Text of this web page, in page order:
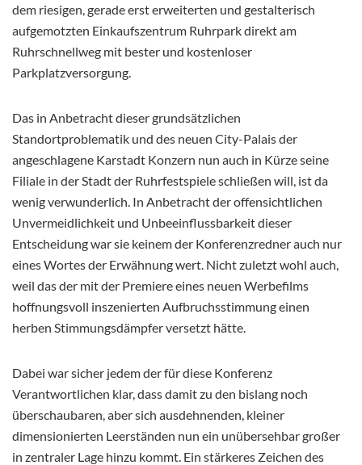
dem riesigen, gerade erst erweiterten und gestalterisch
aufgemotzten Einkaufszentrum Ruhrpark direkt am
Ruhrschnellweg mit bester und kostenloser
Parkplatzversorgung.
Das in Anbetracht dieser grundsätzlichen
Standortproblematik und des neuen City-Palais der
angeschlagene Karstadt Konzern nun auch in Kürze seine
Filiale in der Stadt der Ruhrfestspiele schließen will, ist da
wenig verwunderlich. In Anbetracht der offensichtlichen
Unvermeidlichkeit und Unbeeinflussbarkeit dieser
Entscheidung war sie keinem der Konferenzredner auch nur
eines Wortes der Erwähnung wert. Nicht zuletzt wohl auch,
weil das der mit der Premiere eines neuen Werbefilms
hoffnungsvoll inszenierten Aufbruchsstimmung einen
herben Stimmungsdämpfer versetzt hätte.
Dabei war sicher jedem der für diese Konferenz
Verantwortlichen klar, dass damit zu den bislang noch
überschaubaren, aber sich ausdehnenden, kleiner
dimensionierten Leerständen nun ein unübersehbar großer
in zentraler Lage hinzu kommt. Ein stärkeres Zeichen des